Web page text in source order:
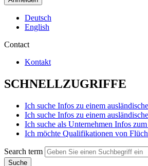
Deutsch
English
Contact
Kontakt
SCHNELLZUGRIFFE
Ich suche Infos zu einem
Ich suche Infos zu einem
Ich suche als Unternehmen Infos
Ich möchte Qualifikationen von
Search term